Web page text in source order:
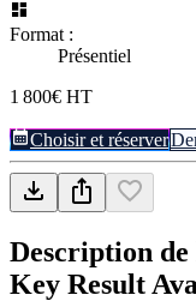
Format :
Présentiel
1 800€ HT
Choisir et réserver
Description
Key Result